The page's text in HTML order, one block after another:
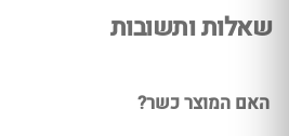
שאלות ותשובות
האם המוצר כשר?